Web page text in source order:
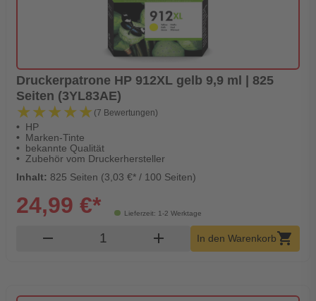
Druckerpatrone HP 912XL gelb 9,9 ml | 825
Seiten (3YL83AE)
★★★★★
★★★★★ (7 Bewertungen)
HP
Marken-Tinte
bekannte Qualität
Zubehör vom Druckerhersteller
Inhalt: 825 Seiten (3,03 €* / 100 Seiten)
Lieferzeit: 1-2 Werktage
24,99 €*
remove Produkt Warenkorb Menge
add In den Warenkorbshopping_cart